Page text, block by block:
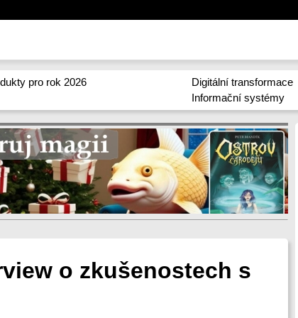
pro rok 2026
Digitální transformace
Informační systémy
o zkušenostech s